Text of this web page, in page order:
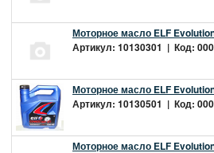
Моторное масло ELF
Артикул: 10130301 | Код:
Моторное масло ELF
Артикул: 10130501 | Код:
Моторное масло ELF